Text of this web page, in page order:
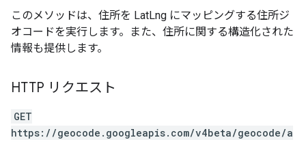
このメソッドは、住所を LatLng にマッピングする住所ジ
オコードを実行します。また、住所に関する構造化された
情報も提供します。
HTTP リクエスト
GET
https://geocode.googleapis.com/v4beta/geocode/a